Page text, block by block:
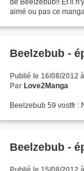
de Beelzebub!! Et il
aimé ou pas ce
Beelzebub -
Publié le 16/08/2012
Par Love2Manga
Beelzebub 59 vostfr :
Beelzebub -